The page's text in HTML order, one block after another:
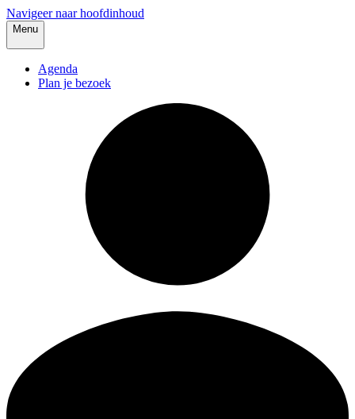
Navigeer naar hoofdinhoud
Menu
Agenda
Plan je bezoek